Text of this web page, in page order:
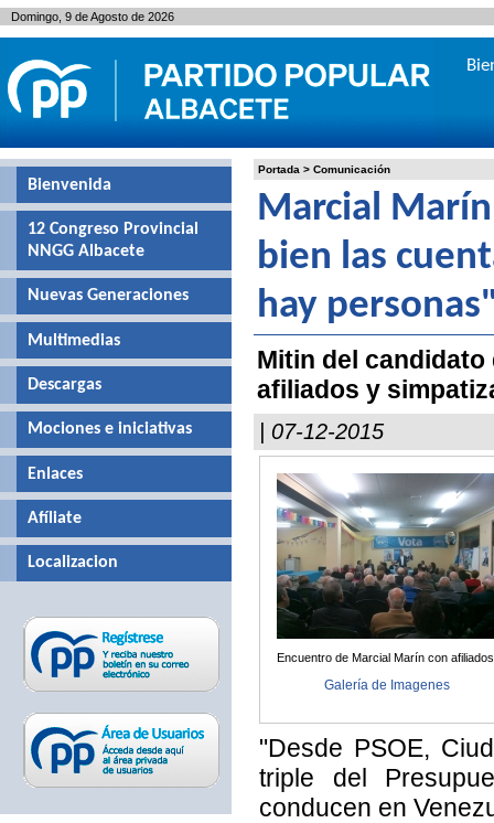
Portada > Comunicación
Marcial
bien las
hay
Mitin del candidato
afiliados y
| 07-12-2015
Encuentro de Marcial Marín con
Galería de Imagenes
"Desde PSOE,
triple del
conducen en
Bienvenida
12 Congreso Provincial
NNGG Albacete
Nuevas Generaciones
Multimedias
Descargas
Mociones e iniciativas
Enlaces
Afíliate
Localizacion
Domingo, 9 de Agosto de 2026